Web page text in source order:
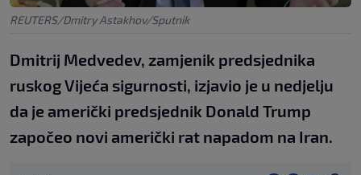
REUTERS/Dmitry Astakhov/Sputnik
Dmitrij Medvedev, zamjenik predsjednika
ruskog Vijeća sigurnosti, izjavio je u nedjelju
da je američki predsjednik Donald Trump
započeo novi američki rat napadom na Iran.